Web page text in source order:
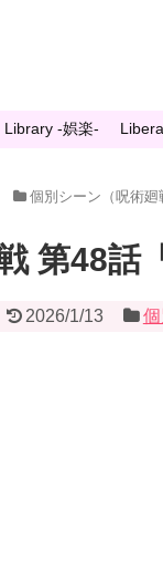
Library -娯楽-
個別シーン（呪術廻
第48話
2026/1/13 個